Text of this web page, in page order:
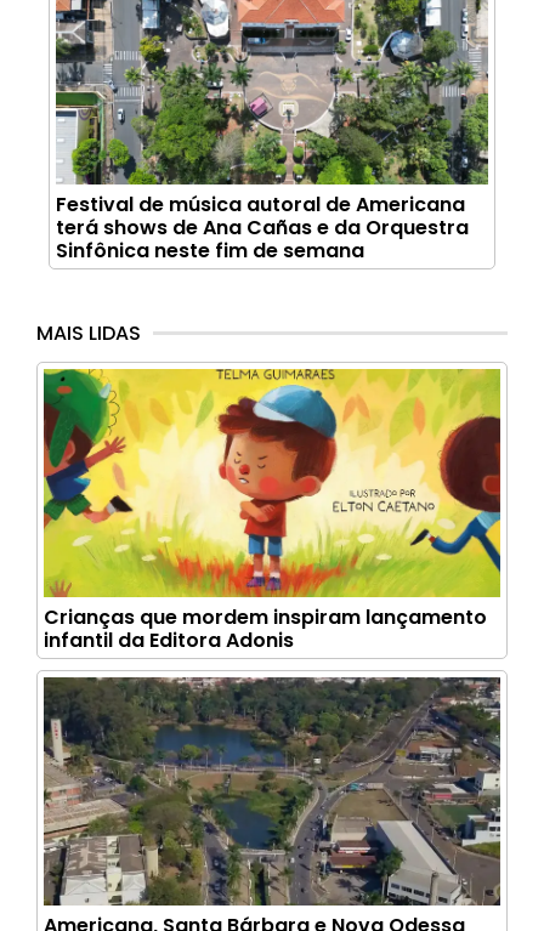
Festival de música autoral de Americana
terá shows de Ana Cañas e da Orquestra
Sinfônica neste fim de semana
MAIS LIDAS
Crianças que mordem inspiram lançamento
infantil da Editora Adonis
Americana, Santa Bárbara e Nova Odessa